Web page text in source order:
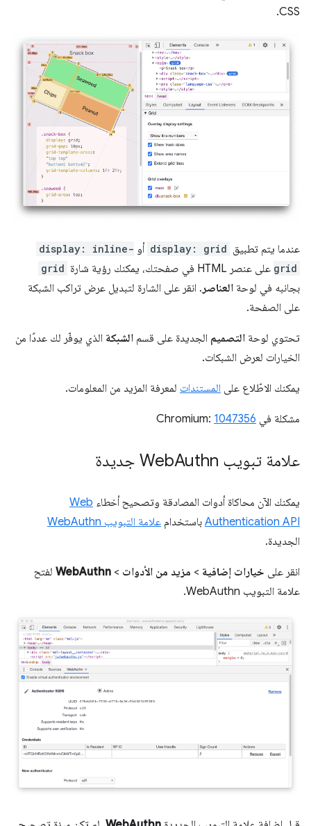
CSS.
عندما يتم تطبيق display: grid أو display: inline-
grid على عنصر HTML في صفحتك، يمكنك رؤية شارة grid
بجانبه في لوحة العناصر . انقر على الشارة لتبديل عرض تراكب الشبكة
على الصفحة.
تحتوي لوحة التصميم الجديدة على قسم الشبكة الذي يوفّر لك عددًا من
الخيارات لعرض الشبكات.
يمكنك الاطّلاع على المستندات لمعرفة المزيد من المعلومات.
مشكلة في Chromium: 1047356
علامة تبويب Web Authn جديدة
يمكنك الآن محاكاة أدوات المصادقة وتصحيح أخطاء Web
Authentication API باستخدام علامة التبويب WebAuthn
الجديدة.
انقر على خيارات إضافية > مزيد من الأدوات >
WebAuthn لفتح
علامة التبويب WebAuthn.